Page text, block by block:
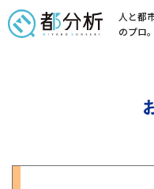
人と都
のプロ。